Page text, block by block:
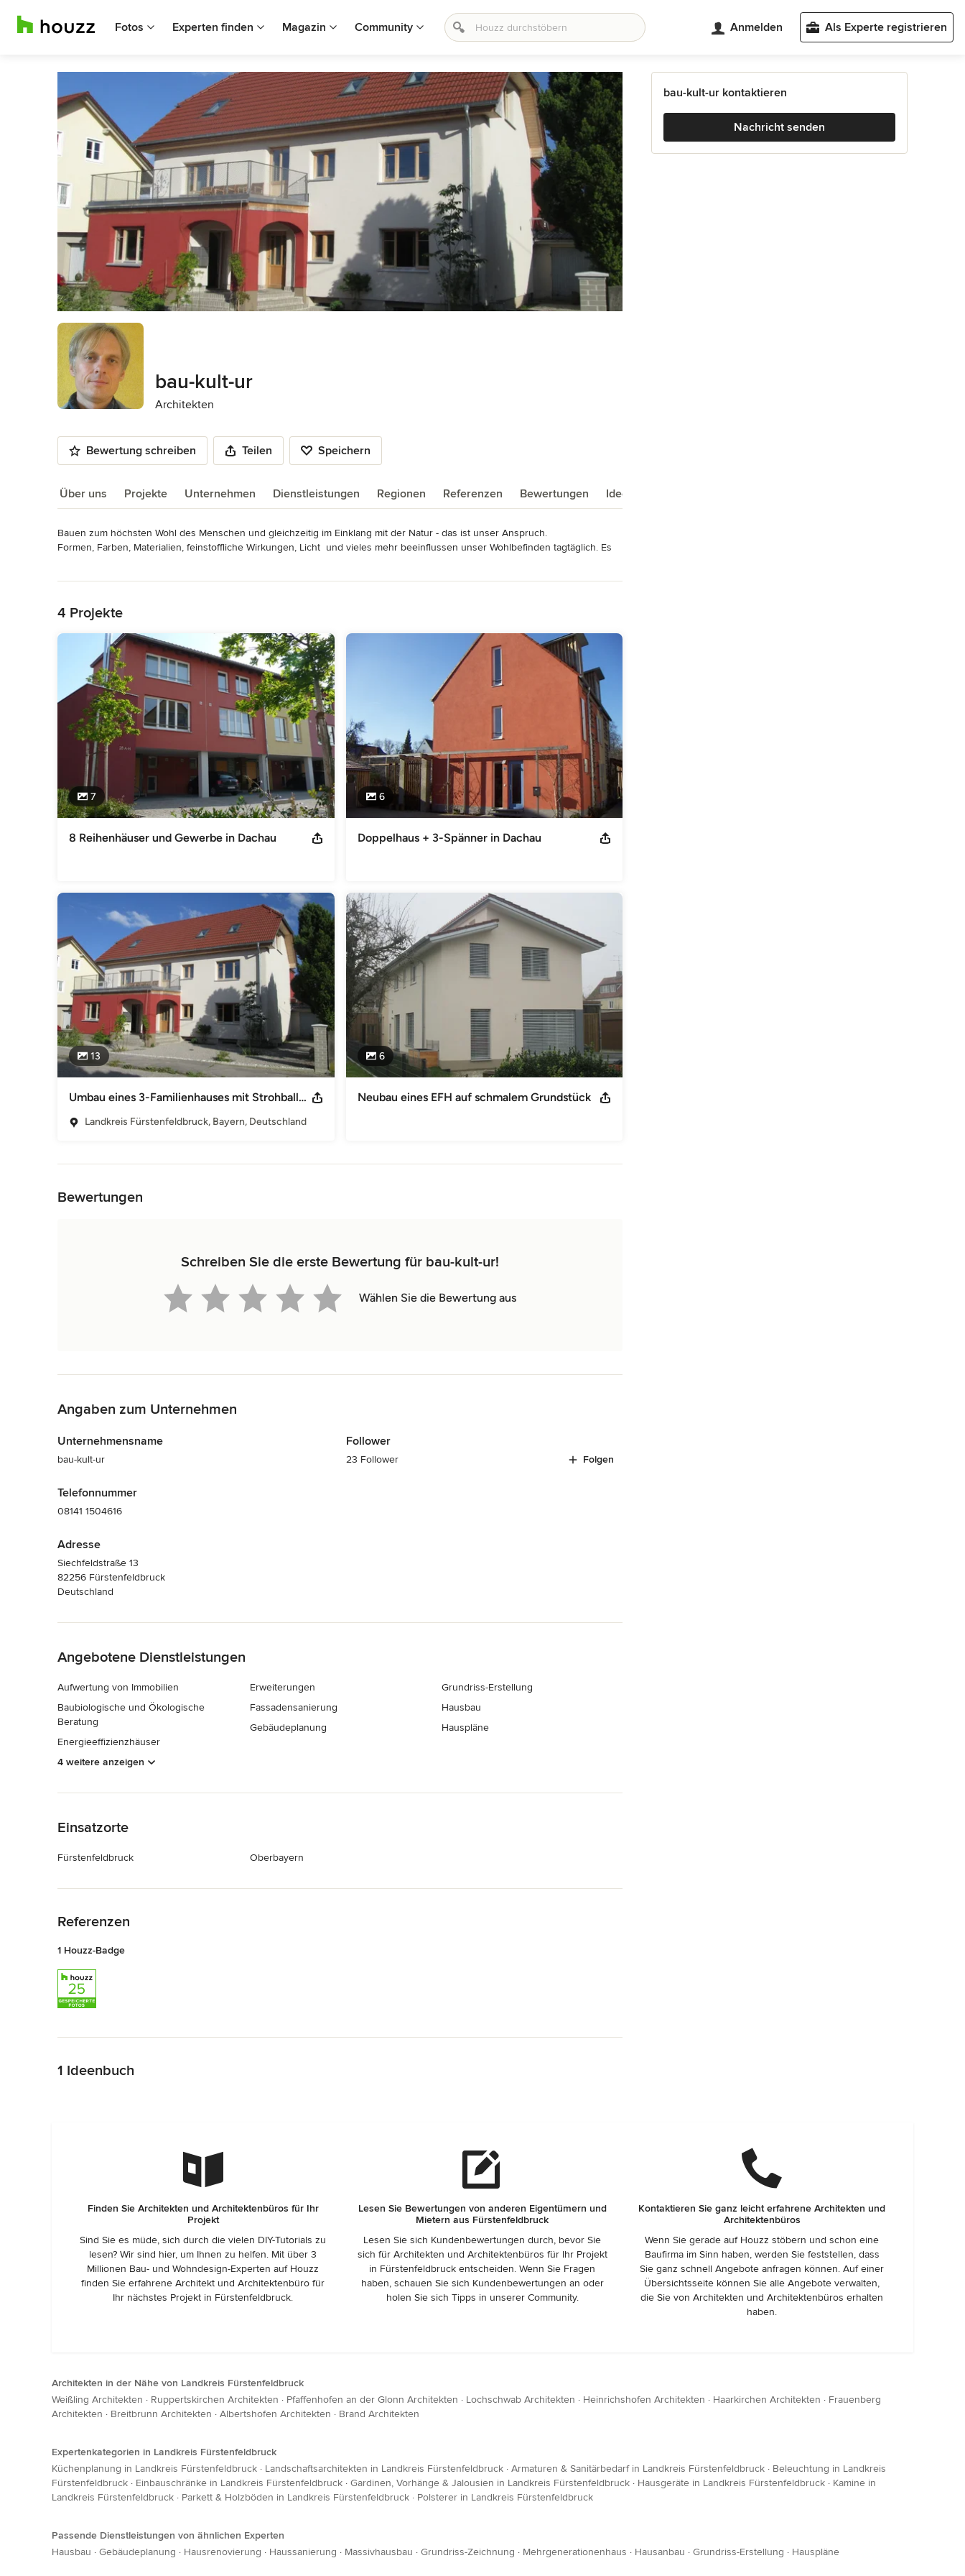
Fotos Experten finden Magazin Community Anmelden Als Experte registrieren
bau-kult-ur
Architekten
Bewertung schreiben Teilen Speichern
Über uns Projekte Unternehmen Dienstleistungen Regionen Referenzen Bewertungen Ideenbücher
Über uns
Bauen zum höchsten Wohl des Menschen und gleichzeitig im Einklang mit der Natur - das ist unser Anspruch.
Formen, Farben, Materialien, feinstoffliche Wirkungen, Licht  und vieles mehr beeinflussen unser Wohlbefinden tagtäglich. Es
unvergleichlichen Wohlfühl-Effekt!
Die Baubiologie, das Bauen mit nachwachsenden Rohstoffen (z.B. mit Holz, Lehm, Stroh...) und das Wiederbeleben und
Aufwerten "verstaubter" Immobilien haben bei uns einen hohen Stellenwert. Ein bewährtes Netzwerk von Fachleuten wie
Statiker, Energieberater, Haustechnikplaner, Geomant, baubiologischer Messtechniker u.a. steht Ihnen hierbei zur Verfügung.
Impressum
Mitglied in der Bayerischen Architektenkammer Mitglied im Sonnenhaus-Institut e.V. Mitglied in der Fördergesellschaft
Internationales Forum Mensch und Architektur e.V.
Kategorie
Architekten
4 Projekte
7
8 Reihenhäuser und Gewerbe in Dachau
6
Doppelhaus + 3-Spänner in Dachau
13
Umbau eines 3-Familienhauses mit Strohballendämmung
Landkreis Fürstenfeldbruck, Bayern, Deutschland
6
Neubau eines EFH auf schmalem Grundstück
Bewertungen
Schreiben Sie die erste Bewertung für bau-kult-ur!
Wählen Sie die Bewertung aus
Angaben zum Unternehmen
Unternehmensname
bau-kult-ur
Telefonnummer
08141 1504616
Adresse
Siechfeldstraße 13
82256 Fürstenfeldbruck
Deutschland
Follower
23 Follower Folgen
Angebotene Dienstleistungen
Aufwertung von Immobilien
Baubiologische und Ökologische
Beratung
Energieeffizienzhäuser
Erweiterungen
Fassadensanierung
Gebäudeplanung
Grundriss-Erstellung
Hausbau
Hauspläne
4 weitere anzeigen
Einsatzorte
Fürstenfeldbruck Oberbayern
Referenzen
1 Houzz-Badge
1 Ideenbuch
bau-kult-ur kontaktieren
Nachricht senden
Finden Sie Architekten und Architektenbüros für Ihr
Projekt
Sind Sie es müde, sich durch die vielen DIY-Tutorials zu
lesen? Wir sind hier, um Ihnen zu helfen. Mit über 3
Millionen Bau- und Wohndesign-Experten auf Houzz
finden Sie erfahrene Architekt und Architektenbüro für
Ihr nächstes Projekt in Fürstenfeldbruck.
Lesen Sie Bewertungen von anderen Eigentümern und
Mietern aus Fürstenfeldbruck
Lesen Sie sich Kundenbewertungen durch, bevor Sie
sich für Architekten und Architektenbüros für Ihr Projekt
in Fürstenfeldbruck entscheiden. Wenn Sie Fragen
haben, schauen Sie sich Kundenbewertungen an oder
holen Sie sich Tipps in unserer Community.
Kontaktieren Sie ganz leicht erfahrene Architekten und
Architektenbüros
Wenn Sie gerade auf Houzz stöbern und schon eine
Baufirma im Sinn haben, werden Sie feststellen, dass
Sie ganz schnell Angebote anfragen können. Auf einer
Übersichtsseite können Sie alle Angebote verwalten,
die Sie von Architekten und Architektenbüros erhalten
haben.
Architekten in der Nähe von Landkreis Fürstenfeldbruck
Weißling Architekten · Ruppertskirchen Architekten · Pfaffenhofen an der Glonn Architekten · Lochschwab Architekten · Heinrichshofen Architekten · Haarkirchen Architekten · Frauenberg
Architekten · Breitbrunn Architekten · Albertshofen Architekten · Brand Architekten
Expertenkategorien in Landkreis Fürstenfeldbruck
Küchenplanung in Landkreis Fürstenfeldbruck · Landschaftsarchitekten in Landkreis Fürstenfeldbruck · Armaturen & Sanitärbedarf in Landkreis Fürstenfeldbruck · Beleuchtung in Landkreis
Fürstenfeldbruck · Einbauschränke in Landkreis Fürstenfeldbruck · Gardinen, Vorhänge & Jalousien in Landkreis Fürstenfeldbruck · Hausgeräte in Landkreis Fürstenfeldbruck · Kamine in
Landkreis Fürstenfeldbruck · Parkett & Holzböden in Landkreis Fürstenfeldbruck · Polsterer in Landkreis Fürstenfeldbruck
Passende Dienstleistungen von ähnlichen Experten
Hausbau · Gebäudeplanung · Hausrenovierung · Haussanierung · Massivhausbau · Grundriss-Zeichnung · Mehrgenerationenhaus · Hausanbau · Grundriss-Erstellung · Hauspläne